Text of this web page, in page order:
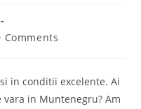
Comments
in conditii excelente. Ai
in Muntenegru? Am